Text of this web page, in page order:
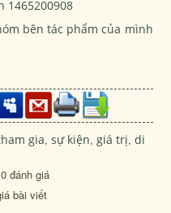
bên tác phẩm của mình
gia,sự kiện,giá trị,di
đánh giá
bài viết